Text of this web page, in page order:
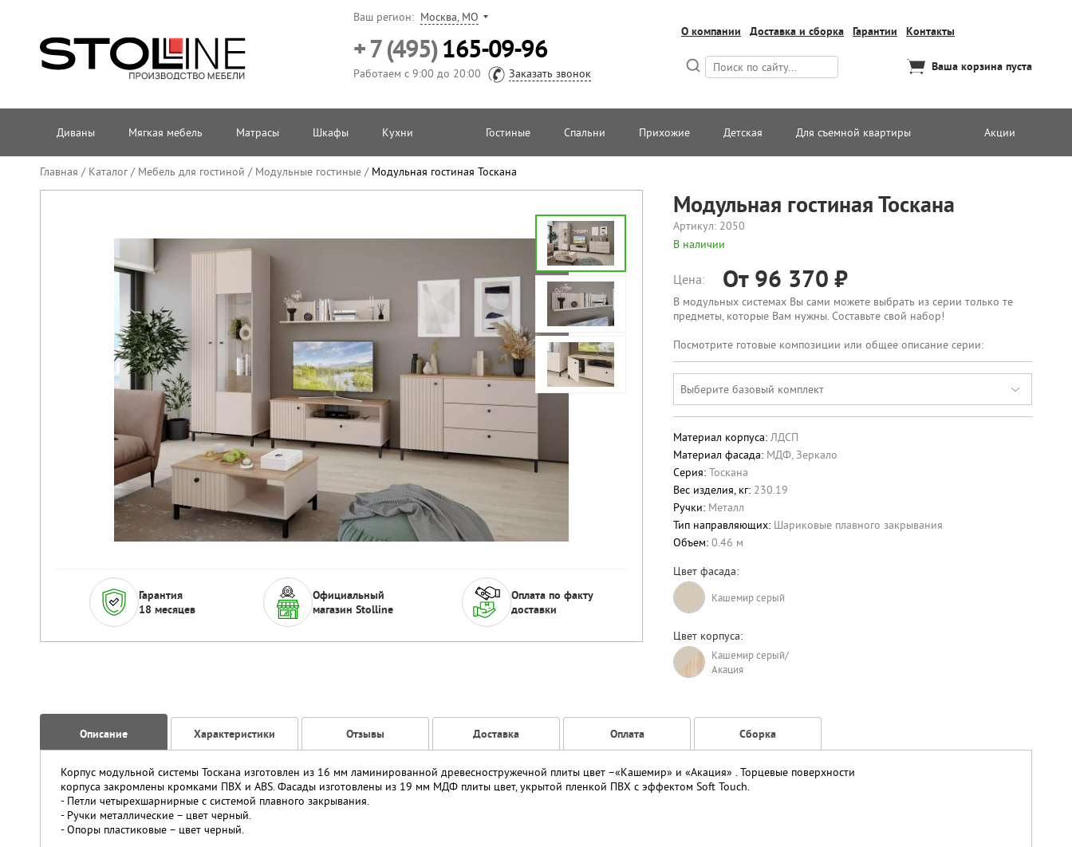
Ваш регион: Москва, МО
+ 7 (495)165-09-96
Работаем с 9:00 до 20:00 Заказать звонок
О компании Доставка и сборка Гарантии Контакты
Ваша корзина пуста
Диваны Мягкая мебель Матрасы Шкафы Кухни Гостиные Спальни Прихожие Детская Для съемной квартиры Акции
Главная / Каталог/ Мебель для гостиной / Модульные гостиные / Модульная гостиная Тоскана
Модульная гостиная Тоскана
Артикул: 2050
В наличии
Гарантия
18 месяцев
Официальный
магазин Stolline
Оплата по факту
доставки
Цена: От 96 370
В модульных системах Вы сами можете выбрать из серии только те
предметы, которые Вам нужны. Составьте свой набор!
Посмотрите готовые композиции или общее описание серии:
Выберите базовый комплект
Материал корпуса: ЛДСП
Материал фасада: МДФ,Зеркало
Серия: Тоскана
Вес изделия, кг: 230.19
Ручки: Металл
Тип направляющих: Шариковые плавного закрывания
Объем: 0.46 м
Цвет фасада:
Кашемир серый
Цвет корпуса:
Кашемир серый/
Акация
Описание Характеристики Отзывы Доставка Оплата Сборка
Корпус модульной системы Тоскана изготовлен из 16 мм ламинированной древесностружечной плиты цвет –«Кашемир» и «Акация» . Торцевые поверхности
корпуса закромлены кромками ПВХ и ABS. Фасады изготовлены из 19 мм МДФ плиты цвет, укрытой пленкой ПВХ с эффектом Soft Touch.
- Петли четырехшарнирные с системой плавного закрывания.
- Ручки металлические – цвет черный.
- Опоры пластиковые – цвет черный.